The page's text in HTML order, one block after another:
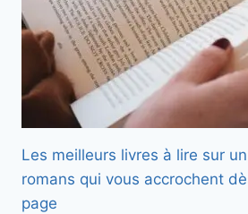
Les meilleurs livres à lire sur
romans qui vous accrochent
page